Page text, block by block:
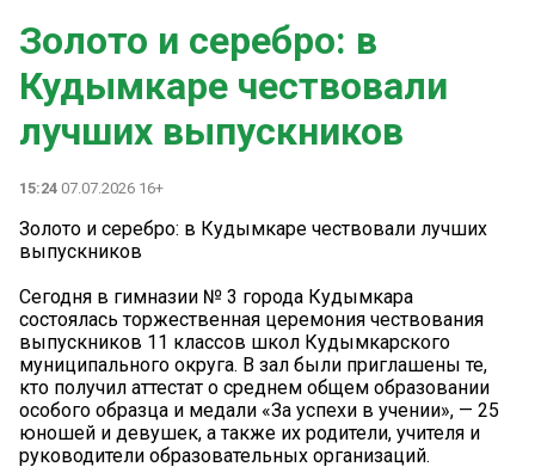
Золото и серебро: в
Кудымкаре чествовали
лучших выпускников
15:24 07.07.2026 16+
Золото и серебро: в Кудымкаре чествовали лучших
выпускников
Сегодня в гимназии № 3 города Кудымкара
состоялась торжественная церемония чествования
выпускников 11 классов школ Кудымкарского
муниципального округа. В зал были приглашены те,
кто получил аттестат о среднем общем образовании
особого образца и медали «За успехи в учении», — 25
юношей и девушек, а также их родители, учителя и
руководители образовательных организаций.